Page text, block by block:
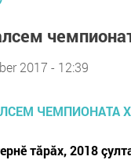
2017 - 12:39
тăрăх, 2018